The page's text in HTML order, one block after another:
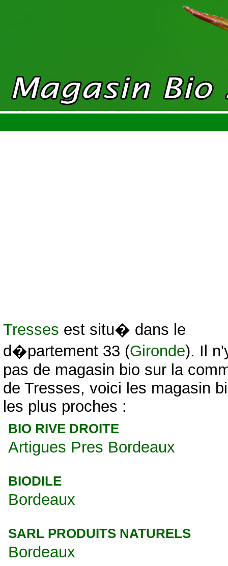
Tresses est situ� dans le
d�partement 33 (Gironde). Il
pas de magasin bio sur la
de Tresses, voici les magasin
les plus proches :
BIO RIVE DROITE
Artigues Pres Bordeaux
BIODILE
Bordeaux
SARL PRODUITS NATURELS
Bordeaux